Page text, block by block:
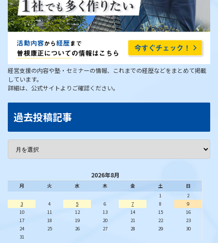
経営支援の内容や塾・セミナーの情報、これまでの経歴などをまとめて掲載
しています。
詳細は、公式サイトよりご確認ください。
過去投稿記事
2026年8月
月 火 水 木 金 土
日
1
2
3
4 5 6 7 8
9
10
11 12 13 14 15
16
17
18 19 20 21 22
23
24
25 26 27 28 29
30
31